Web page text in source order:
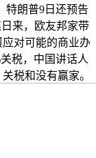
特朗普9日还预告
来，欧友邦家带
对可能的商业办
税，中国讲话人
税和没有赢家。